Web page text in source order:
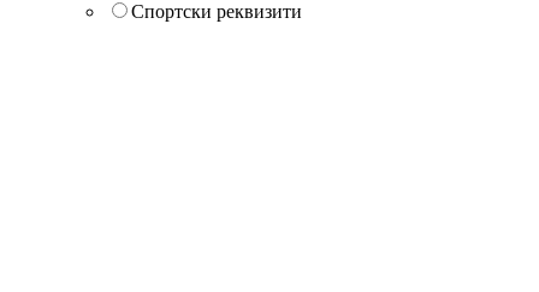
Спортски реквизити